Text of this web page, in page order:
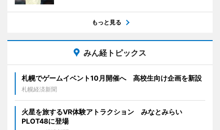
もっと見る
みん経トピックス
札幌でゲームイベント10月開催へ 高校生向け企画を新設
札幌経済新聞
火星を旅するVR体験アトラクション みなとみらい
PLOT48に登場